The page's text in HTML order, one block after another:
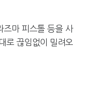
즈마 피스톨 등을 사
로 끊임없이 밀려오
붉은사막, 中 'CGIA'서 '최